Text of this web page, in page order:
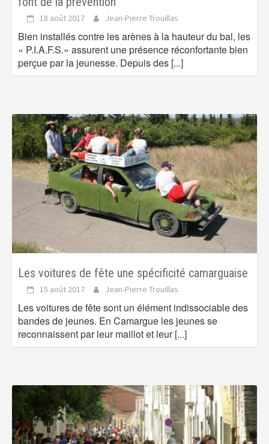
18 août 2017 Jean-Pierre Trouillas
Bien installés contre les arènes à la hauteur du bal, les
« P.I.A.F.S.» assurent une présence réconfortante bien
perçue par la jeunesse. Depuis des [...]
Les voitures de fête une spécificité camarguaise
15 août 2017 Jean-Pierre Trouillas
Les voitures de fête sont un élément indissociable des
bandes de jeunes. En Camargue les jeunes se
reconnaissent par leur maillot et leur[...]